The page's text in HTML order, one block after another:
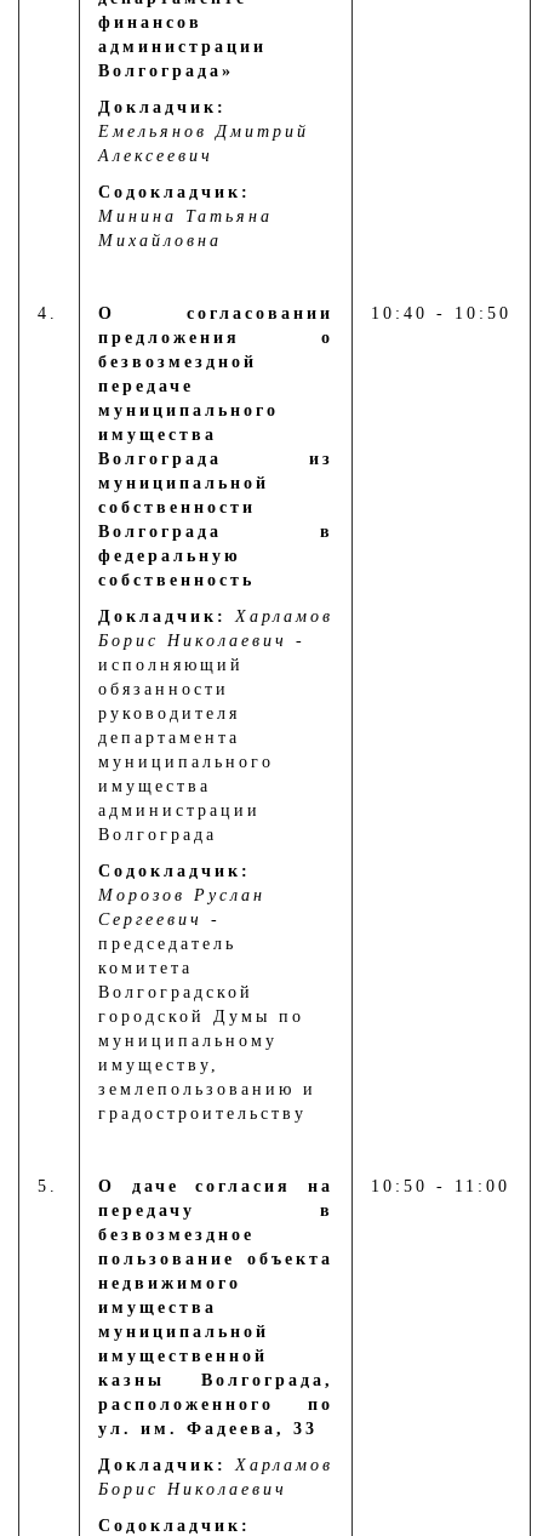
финансов
администрации
Волгограда»
Докладчик:
Емельянов Дмитрий
Алексеевич
Содокладчик:
Минина Татьяна
Михайловна
4.
О согласовании
предложения о
безвозмездной
передаче
муниципального
имущества
Волгограда из
муниципальной
собственности
Волгограда в
федеральную
собственность
Докладчик:Харламов
Борис Николаевич
-
исполняющий
обязанности
руководителя
департамента
муниципального
имущества
администрации
Волгограда
Содокладчик:
Морозов Руслан
Сергеевич
-
председатель
комитета
Волгоградской
городской Думы по
муниципальному
имуществу,
землепользованию и
градостроительству
10:40 - 10:50
5.
О даче согласия на
передачу в
безвозмездное
пользование объекта
недвижимого
имущества
муниципальной
имущественной
казны Волгограда,
расположенного по
ул. им. Фадеева, 33
Докладчик:Харламов
Борис Николаевич
Содокладчик:
10:50 - 11:00